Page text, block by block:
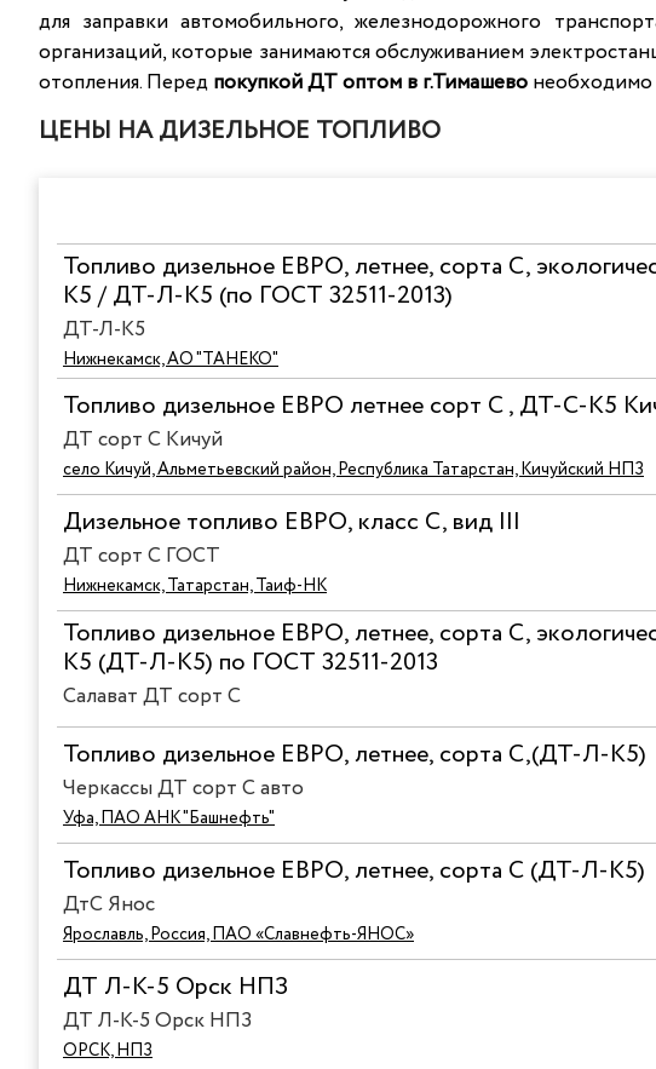
для заправки автомобильного, железнодорожного
организаций, которые занимаются обслуживанием
отопления. Перед покупкой ДТ оптом в г.Тимашево необходимо
ЦЕНЫ НА ДИЗЕЛЬНОЕ ТОПЛИВО
Топливо дизельное ЕВРО, летнее, сорта С,
К5 / ДТ-Л-К5 (по ГОСТ 32511-2013)
ДТ-Л-К5
Нижнекамск, АО "ТАНЕКО"
Топливо дизельное ЕВРО летнее сорт C , ДТ-C-К5
ДТ сорт C Кичуй
село Кичуй, Альметьевский район, Республика Татарстан, Кичуйский НПЗ
Дизельное топливо ЕВРО, класс С, вид III
ДТ сорт С ГОСТ
Нижнекамск, Татарстан, Таиф-НК
Топливо дизельное ЕВРО, летнее, сорта C,
К5 (ДТ-Л-К5) по ГОСТ 32511-2013
Салават ДТ сорт C
Топливо дизельное ЕВРО, летнее, сорта С,(ДТ-Л-К5)
Черкассы ДТ сорт С авто
Уфа, ПАО АНК "Башнефть"
Топливо дизельное ЕВРО, летнее, сорта С (ДТ-Л-К5)
ДтС Янос
Ярославль, Россия, ПАО «Славнефть-ЯНОС»
ДТ Л-К-5 Орск НПЗ
ДТ Л-К-5 Орск НПЗ
ОРСК, НПЗ